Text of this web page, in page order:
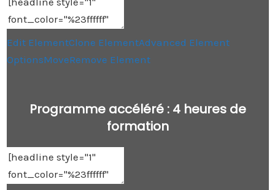
Edit ElementClone ElementAdvanced Element
OptionsMoveRemove Element
Programme accéléré : 4 heures de
formation